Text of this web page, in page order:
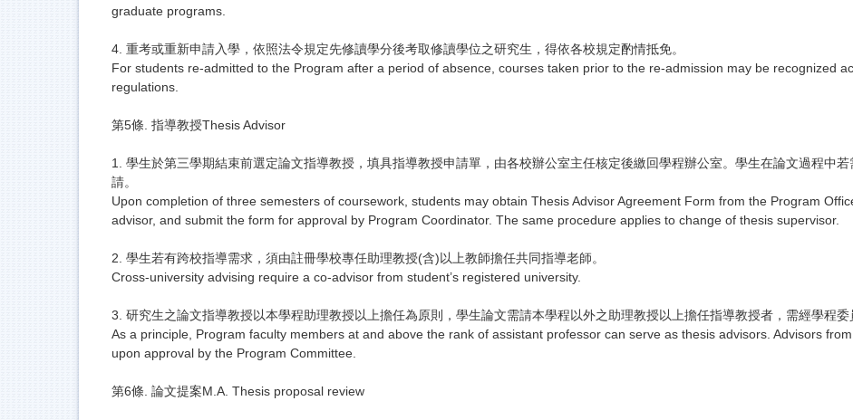
graduate programs.
4. 重考或重新申請入學，依照法令規定先修讀學分後考取修讀學位之研究生，得依各校規定酌情抵免。
For students re-admitted to the Program after a period of absence, courses taken prior to the re-admission may be recognized
regulations.
第5條. 指導教授Thesis Advisor
1. 學生於第三學期結束前選定論文指導教授，填具指導教授申請單，由各校辦公室主任核定後繳回學程辦公室。學生在論文過程中
請。
Upon completion of three semesters of coursework, students may obtain Thesis Advisor Agreement Form from the Program
advisor, and submit the form for approval by Program Coordinator. The same procedure applies to change of thesis supervisor.
2. 學生若有跨校指導需求，須由註冊學校專任助理教授(含)以上教師擔任共同指導老師。
Cross-university advising require a co-advisor from student’s registered university.
3. 研究生之論文指導教授以本學程助理教授以上擔任為原則，學生論文需請本學程以外之助理教授以上擔任指導教授者，需經學程委
As a principle, Program faculty members at and above the rank of assistant professor can serve as thesis advisors. Advisors
upon approval by the Program Committee.
第6條. 論文提案M.A. Thesis proposal review